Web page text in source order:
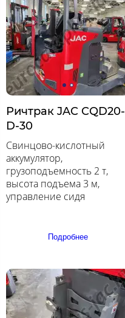
Ричтрак JAC CQD20-
D-30
Свинцово-кислотный
аккумулятор,
грузоподъемность 2 т,
высота подъема 3 м,
управление сидя
Подробнее